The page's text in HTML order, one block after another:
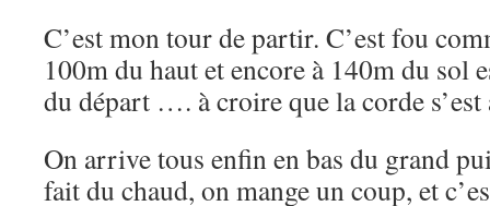
C’est mon tour de partir. C’est fou
100m du haut et encore à 140m du sol
du départ …. à croire que la corde
On arrive tous enfin en bas du grand
fait du chaud, on mange un coup, et